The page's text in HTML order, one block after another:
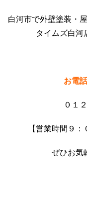
白河市で外壁塗装・
タイムズ白河
お電
０１
【営業時間９
ぜひお気